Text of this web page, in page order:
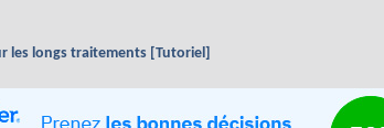
les longs traitements [Tutoriel]